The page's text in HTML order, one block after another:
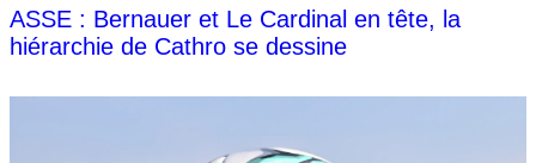
ASSE : Bernauer et Le Cardinal en tête, la
hiérarchie de Cathro se dessine